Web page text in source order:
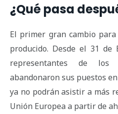
¿Qué pasa
El primer gran cambio
producido. Desde el 31 de
representantes de los
abandonaron sus puestos
ya no podrán asistir a más
Unión Europea a partir de